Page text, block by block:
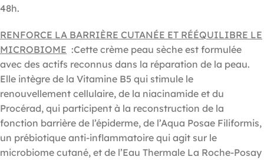
48h.
RENFORCE LA BARRIÈRE CUTANÉE ET RÉÉQUILIBRE LE
MICROBIOME :Cette crème peau sèche est formulée
avec des actifs reconnus dans la réparation de la peau.
Elle intègre de la Vitamine B5 qui stimule le
renouvellement cellulaire, de la niacinamide et du
Procérad, qui participent à la reconstruction de la
fonction barrière de l’épiderme, de l’Aqua Posae Filiformis,
un prébiotique anti-inflammatoire qui agit sur le
microbiome cutané, et de l’Eau Thermale La Roche-Posay